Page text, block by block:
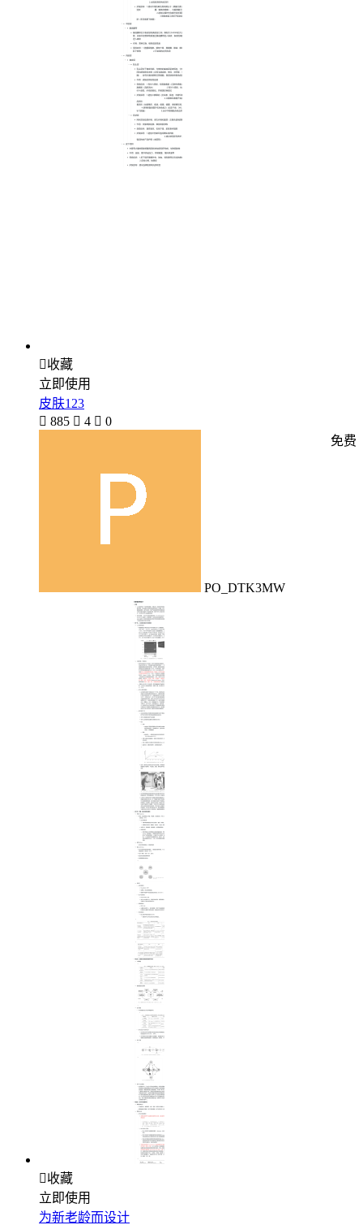
收藏
立即使用
皮肤123
 885  4  0
PO_DTK3MW
免费
收藏
立即使用
为新老龄而设计